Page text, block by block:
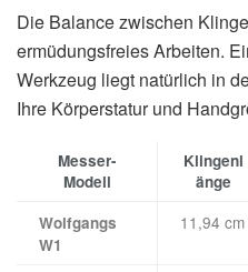
Die Balance zwischen
ermüdungsfreies Arbeiten.
Werkzeug liegt natürlich in
Ihre Körperstatur und
Messer-
Modell
Klingenl
änge
Wolfgangs
W1
11,94 cm